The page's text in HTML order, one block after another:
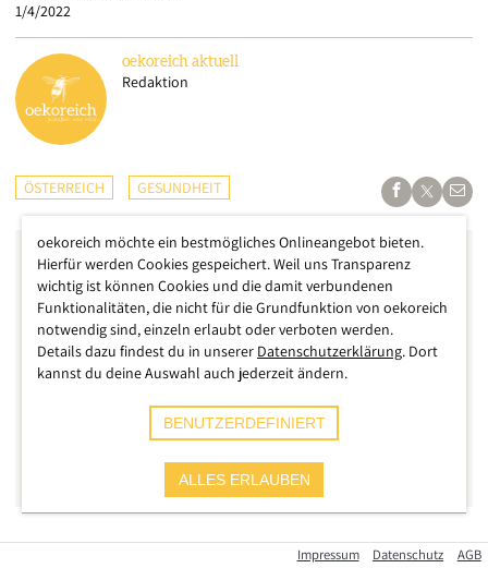
1/4/2022
oekoreich aktuell
Redaktion
ÖSTERREICH GESUNDHEIT
Bis zu 20 Prozent der österreichischen Bevölkerung haben
Impressum Datenschutz AGB
oekoreich möchte ein bestmögliches Onlineangebot bieten.
Hierfür werden Cookies gespeichert. Weil uns Transparenz
wichtig ist können Cookies und die damit verbundenen
Funktionalitäten, die nicht für die Grundfunktion von oekoreich
notwendig sind, einzeln erlaubt oder verboten werden.
Details dazu findest du in unserer Datenschutzerklärung. Dort
kannst du deine Auswahl auch jederzeit ändern.
BENUTZERDEFINIERT
ALLES ERLAUBEN